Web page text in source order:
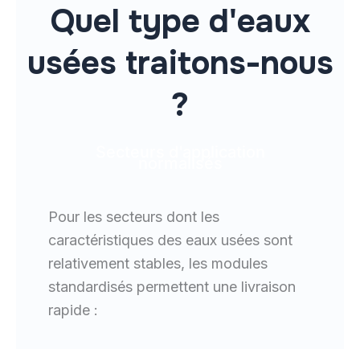
Quel type d'eaux
usées traitons-nous
?
Pour les secteurs dont les
caractéristiques des eaux usées sont
relativement stables, les modules
standardisés permettent une livraison
rapide :